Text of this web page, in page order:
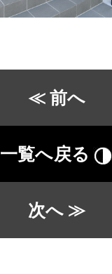
≪ 前へ
一覧へ戻る
次へ ≫